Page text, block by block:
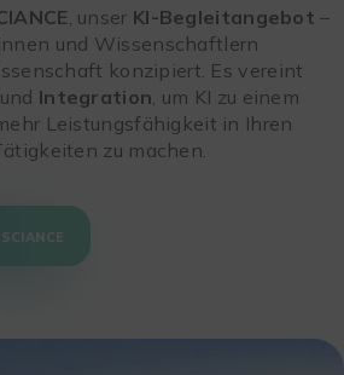
, unser KI-Begleitangebot –
und Wissenschaftlern
konzipiert. Es vereint
und Integration, um KI zu einem
Leistungsfähigkeit in Ihren
zu machen.